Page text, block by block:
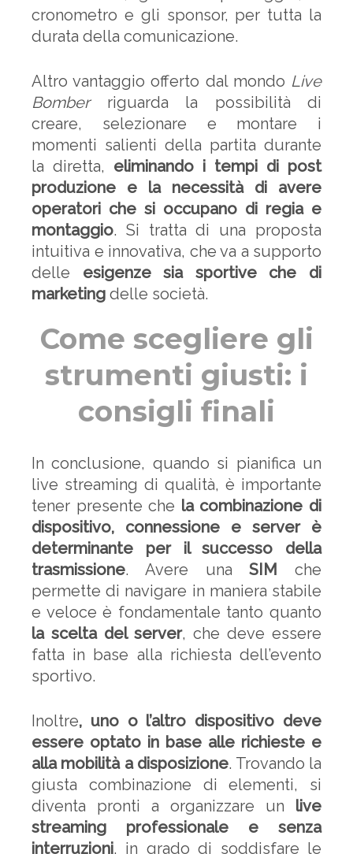
cronometro e gli sponsor, per tutta la
durata della comunicazione.
Altro vantaggio offerto dal mondo Live
Bomberriguarda la possibilità di
creare, selezionare e montare i
momenti salienti della partita durante
la diretta, eliminando i tempi di post
produzione e la necessità di avere
operatori che si occupano di regia e
montaggio. Si tratta di una proposta
intuitiva e innovativa, che va a supporto
delle esigenze sia sportive che di
marketing delle società.
Come scegliere gli
strumenti giusti: i
consigli finali
In conclusione, quando si pianifica un
live streaming di qualità, è importante
tener presente che la combinazione di
dispositivo, connessione e server è
determinante per il successo della
trasmissione. Avere unaSIM
che
permette di navigare in maniera stabile
e veloce è fondamentale tanto quanto
la scelta del server, che deve essere
fatta in base alla richiesta dell’evento
sportivo.
Inoltre, uno o l’altro dispositivo deve
essere optato in base alle richieste e
alla mobilità a disposizione. Trovando la
giusta combinazione di elementi, si
diventa pronti a organizzare un live
streaming professionale e senza
interruzioni, in grado di soddisfare le